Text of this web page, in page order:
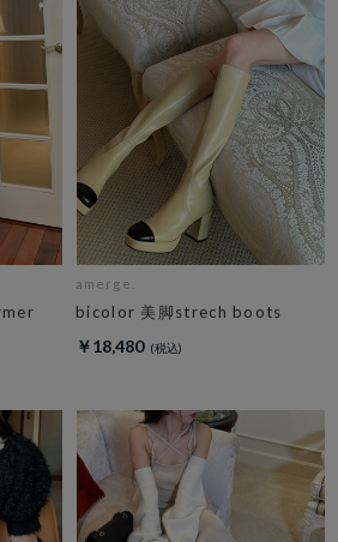
amerge.
bicolor 美脚strech boots
￥18,480